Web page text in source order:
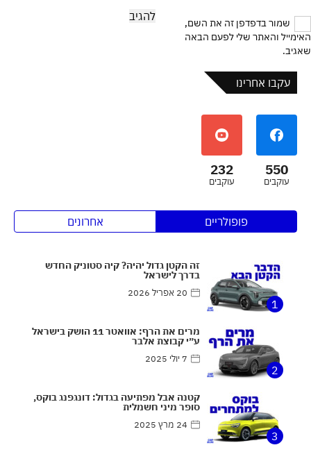
שמור בדפדפן זה את השם,
האימייל והאתר שלי לפעם הבאה
שאגיב.
עקבו אחרינו
550
עוקבים
232
עוקבים
פופולריים אחרונים
1
זה הקטן גדול יהיה? קיה סטוניק החדש
בדרך לישראל
20 אפריל 2026
2
מרים את הרף: אוואטר 11 הושק בישראל
ע״י קבוצת אלבר
7 יולי 2025
3
קטנה אבל מפתיעה בגדול: דונגפנג בוקס,
סופר מיני חשמלית
24 מרץ 2025